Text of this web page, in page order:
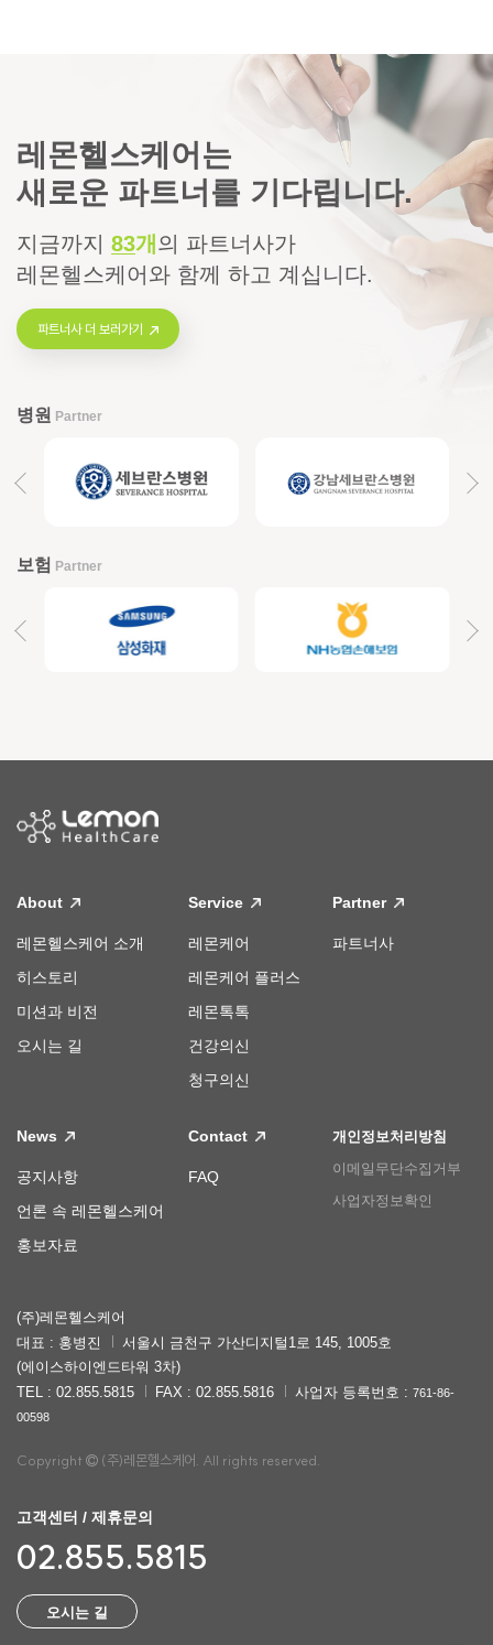
레몬헬스케어는
새로운 파트너를 기다립니다.
지금까지 83개 의 파트너사가
레몬헬스케어와 함께 하고 계십니다.
파트너사 더 보러가기
병원 Partner
보험 Partner
About
레몬헬스케어 소개
히스토리
미션과 비전
오시는 길
Service
레몬케어
레몬케어 플러스
레몬톡톡
건강의신
청구의신
Partner
파트너사
News
공지사항
언론 속 레몬헬스케어
홍보자료
Contact
FAQ
개인정보처리방침
이메일무단수집거부
사업자정보확인
(주)레몬헬스케어
대표 : 홍병진
서울시 금천구 가산디지털1로 145, 1005호
(에이스하이엔드타워 3차)
TEL : 02.855.5815
FAX : 02.855.5816 사업자 등록번호 : 761-86-
00598
Copyright (주)레몬헬스케어. All rights reserved.
고객센터 / 제휴문의
02.855.5815
오시는 길